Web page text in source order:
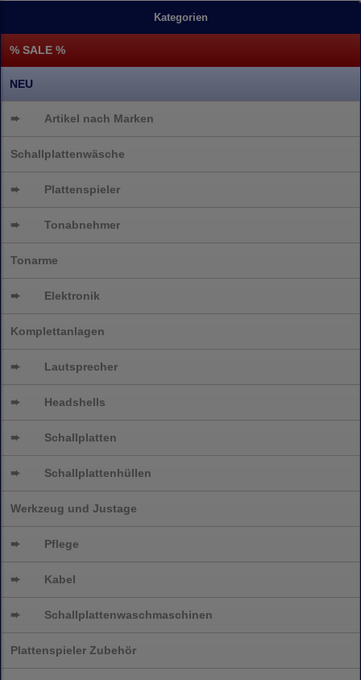
Kategorien
% SALE %
NEU
➨ Artikel nach Marken
Schallplattenwäsche
➨ Plattenspieler
➨ Tonabnehmer
Tonarme
➨ Elektronik
Komplettanlagen
➨ Lautsprecher
➨ Headshells
➨ Schallplatten
➨ Schallplattenhüllen
Werkzeug und Justage
➨ Pflege
➨ Kabel
➨ Schallplattenwaschmaschinen
Plattenspieler Zubehör